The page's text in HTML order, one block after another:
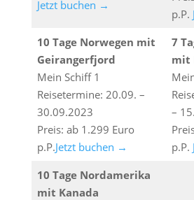
Jetzt buchen →
p.P.
10 Tage Norwegen mit
Geirangerfjord
Mein Schiff 1
Reisetermine: 20.09. –
30.09.2023
Preis: ab 1.299 Euro
p.P.Jetzt buchen →
7
mit
–
p.P.
10 Tage Nordamerika
mit Kanada